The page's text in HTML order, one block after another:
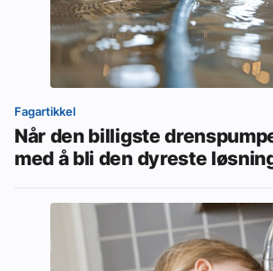
Fagartikkel
Når den billigste
med å bli den dyreste